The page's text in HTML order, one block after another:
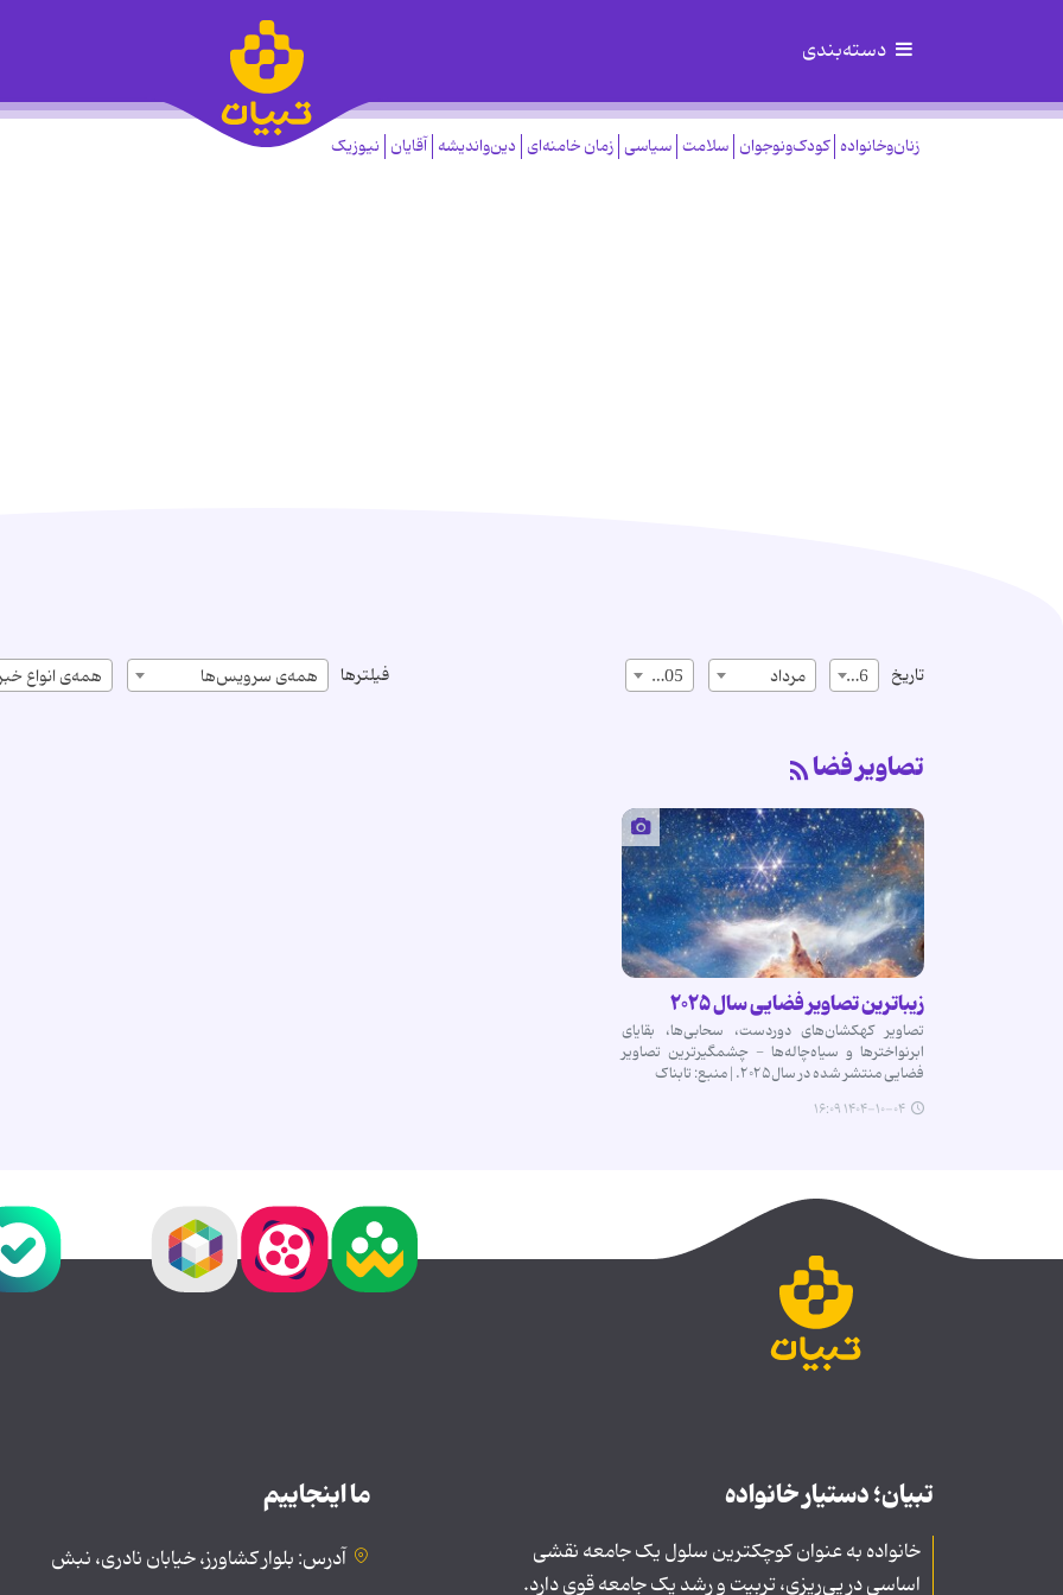
دسته‌بندی
زنان‌وخانواده کودک‌ونوجوان سلامت سیاسی زمان خامنه‌ای دین‌واندیشه آقایان نیوزیک
تاریخ 16 مرداد 1405 فیلترها همه‌ی سرویس‌ها همه‌ی انواع خبر
تصاویر فضا
زیباترین تصاویر فضایی سال ۲۰۲۵
تصاویر کهکشان‌های دوردست، سحابی‌ها، بقایای
ابرنواخترها و سیاه‌چاله‌ها - چشمگیرترین تصاویر
فضایی منتشر شده در سال۲۰۲۵.|منبع: تابناک
۱۴۰۴-۱۰-۰۴ ۱۶:۰۹
تبیان؛ دستیار خانواده
خانواده به عنوان کوچکترین سلول یک جامعه نقشی
اساسی در پی‌ریزی، تربیت و رشد یک جامعه قوی دارد.
ما اینجاییم
آدرس: بلوار کشاورز، خیابان نادری، نبش